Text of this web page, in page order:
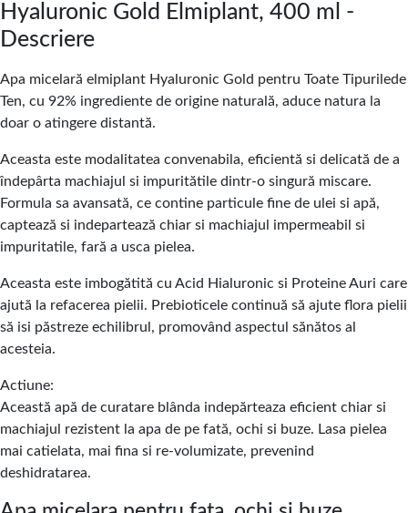
Hyaluronic Gold Elmiplant, 400 ml -
Descriere
Apa micelară elmiplant Hyaluronic Gold pentru Toate Tipurilede
Ten, cu 92% ingrediente de origine naturală, aduce natura la
doar o atingere distantă.
Aceasta este modalitatea convenabila, eficientă si delicată de a
îndepârta machiajul si impuritătile dintr-o singură miscare.
Formula sa avansată, ce contine particule fine de ulei si apă,
captează si indepartează chiar si machiajul impermeabil si
impuritatile, fară a usca pielea.
Aceasta este imbogătită cu Acid Hialuronic si Proteine Auri care
ajută la refacerea pielii. Prebioticele continuă să ajute flora pielii
să isi păstreze echilibrul, promovând aspectul sănătos al
acesteia.
Actiune:
Această apă de curatare blânda indepărteaza eficient chiar si
machiajul rezistent la apa de pe fată, ochi si buze. Lasa pielea
mai catielata, mai fina si re-volumizate, prevenind
deshidratarea.